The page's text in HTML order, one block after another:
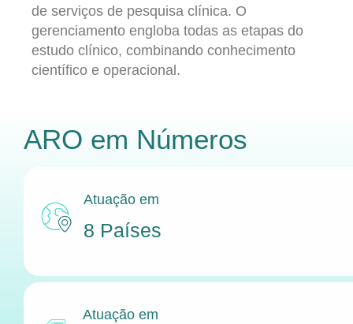
de serviços de pesquisa clínica. O
gerenciamento engloba todas as etapas do
estudo clínico, combinando conhecimento
científico e operacional.
ARO em Números
Atuação em
8 Países
Atuação em